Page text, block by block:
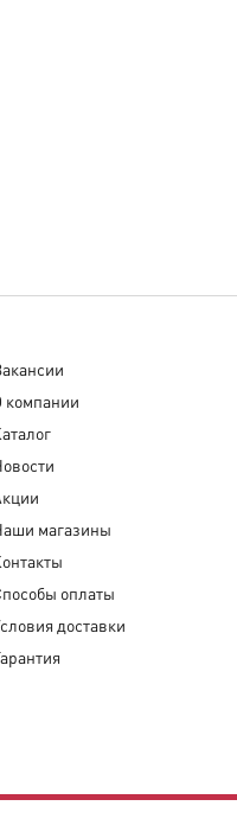
компании
магазины
оплаты
доставки
Гарантия